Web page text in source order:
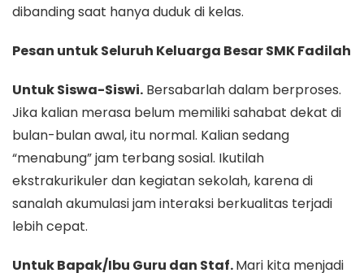
dibanding saat hanya duduk di kelas.
Pesan untuk Seluruh Keluarga Besar SMK Fadilah
Untuk Siswa-Siswi. Bersabarlah dalam berproses.
Jika kalian merasa belum memiliki sahabat dekat di
bulan-bulan awal, itu normal. Kalian sedang
“menabung” jam terbang sosial. Ikutilah
ekstrakurikuler dan kegiatan sekolah, karena di
sanalah akumulasi jam interaksi berkualitas terjadi
lebih cepat.
Untuk Bapak/Ibu Guru dan Staf.Mari kita menjadi